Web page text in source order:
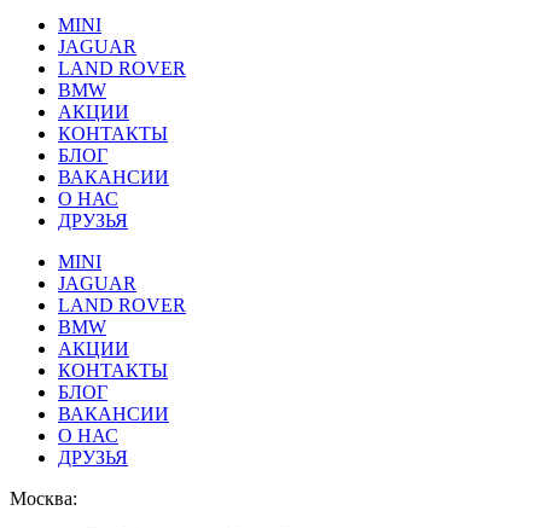
MINI
JAGUAR
LAND ROVER
BMW
АКЦИИ
КОНТАКТЫ
БЛОГ
ВАКАНСИИ
О НАС
ДРУЗЬЯ
MINI
JAGUAR
LAND ROVER
BMW
АКЦИИ
КОНТАКТЫ
БЛОГ
ВАКАНСИИ
О НАС
ДРУЗЬЯ
Москва: